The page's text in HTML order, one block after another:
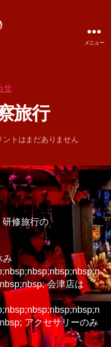
メニュー
せ
旅行
成
者
T
A
ントはまだありません
修旅行の
み
会津店は
アクセサリーのみ